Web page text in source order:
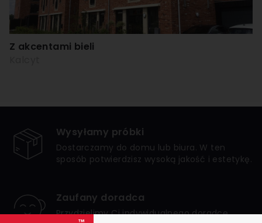
Z akcentami bieli
Wysyłamy próbki
Dostarczamy do domu lub biura. W ten
sposób potwierdzisz wysoką jakość i estetykę.
Zaufany doradca
Przydzielimy Ci indywidualnego doradcę,